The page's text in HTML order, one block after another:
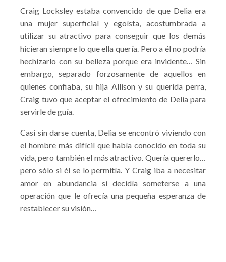
Craig Locksley estaba convencido de que Delia era
una mujer superficial y egoísta, acostumbrada a
utilizar su atractivo para conseguir que los demás
hicieran siempre lo que ella quería. Pero a él no podría
hechizarlo con su belleza porque era invidente… Sin
embargo, separado forzosamente de aquellos en
quienes confiaba, su hija Allison y su querida perra,
Craig tuvo que aceptar el ofrecimiento de Delia para
servirle de guía.
Casi sin darse cuenta, Delia se encontró viviendo con
el hombre más difícil que había conocido en toda su
vida, pero también el más atractivo. Quería quererlo…
pero sólo si él se lo permitía. Y Craig iba a necesitar
amor en abundancia si decidía someterse a una
operación que le ofrecía una pequeña esperanza de
restablecer su visión…